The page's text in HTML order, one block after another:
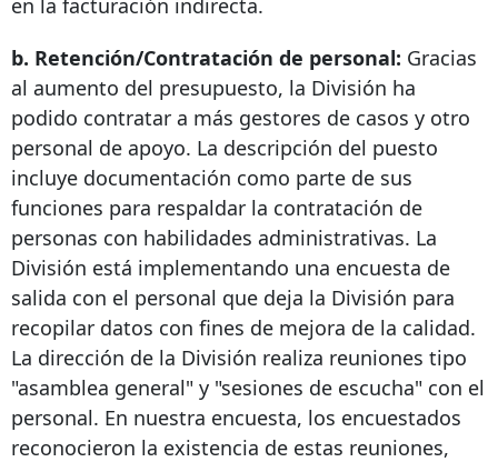
en la facturación indirecta.
b. Retención/Contratación de personal: Gracias
al aumento del presupuesto, la División ha
podido contratar a más gestores de casos y otro
personal de apoyo. La descripción del puesto
incluye documentación como parte de sus
funciones para respaldar la contratación de
personas con habilidades administrativas. La
División está implementando una encuesta de
salida con el personal que deja la División para
recopilar datos con fines de mejora de la calidad.
La dirección de la División realiza reuniones tipo
"asamblea general" y "sesiones de escucha" con el
personal. En nuestra encuesta, los encuestados
reconocieron la existencia de estas reuniones,